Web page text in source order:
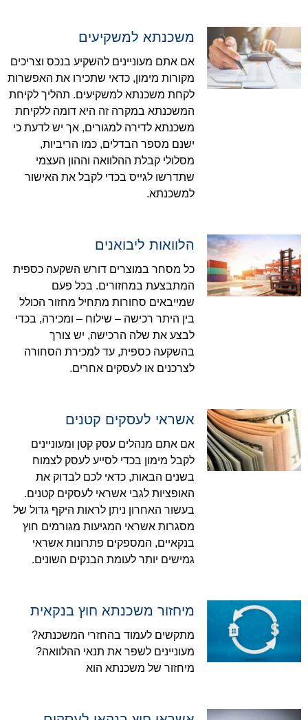
משכנתא למשקיעים
אם אתם מעוניינים להשקיע בנכס וצריכים
מקורות מימון, כדאי שתכירו את האפשרות
לקחת משכנתא למשקיעים. תהליך לקיחת
המשכנתא במקרה זה היא דומה ללקיחת
משכנתא לדירה למגורים, אך יש לדעת כי
ישנם מספר הבדלים, כמו הריביות,
מסלולי קבלת ההלוואה וההון העצמי
שתדרשו לגייס בכדי לקבל את האישור
למשכנתא.
הלוואות ליבואנים
כל מסחר במוצרים דורש השקעה כספית
המתבצעת במחזורים. בכל פעם
שמייבאים סחורות מתחיל מחזור הכולל
בין היתר רכישה – שילוח – ומכירה, בכדי
לבצע את שלה הרכישה, יש צורך
בהשקעה כספית, עד למכירת הסחורה
לצרכנים או לעסקים אחרים.
אשראי לעסקים קטנים
אם אתם מנהלים עסק קטן ומעוניינים
לקבל מימון בכדי לסייע לעסק לצמוח
בשנים הבאות, כדאי לכם לבדוק את
האופציות לגבי אשראי לעסקים קטנים.
בעשור האחרון ניתן לראות היקף גדול של
מסגרות אשראי המגיעות מגורמים חוץ
בנקאיים, המספקים פתרונות אשראי
גמישים יותר לעומת הבנקים השונים.
מיחזור משכנתא חוץ בנקאית
מתקשים לעמוד בהחזרי המשכנתא?
מעוניינים לשפר את תנאי ההלוואה?
מיחזור של משכנתא הוא